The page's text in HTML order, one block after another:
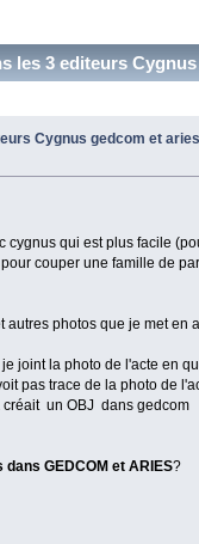
les 3 editeurs
Cygnus gedcom et aries
cygnus qui est plus facile
couper une famille de
photos que je met en
joint la photo de l'acte en
pas trace de la photo de
un OBJ dans gedcom
GEDCOM et ARIES?